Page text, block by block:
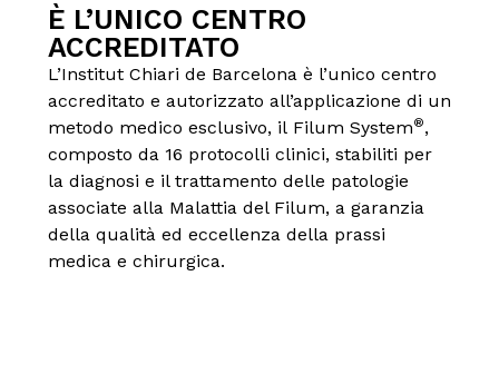
È L’UNICO CENTRO
ACCREDITATO
L’Institut Chiari de Barcelona è l’unico centro
accreditato e autorizzato all’applicazione di un
metodo medico esclusivo, il Filum System®,
composto da 16 protocolli clinici, stabiliti per
la diagnosi e il trattamento delle patologie
associate alla Malattia del Filum, a garanzia
della qualità ed eccellenza della prassi
medica e chirurgica.